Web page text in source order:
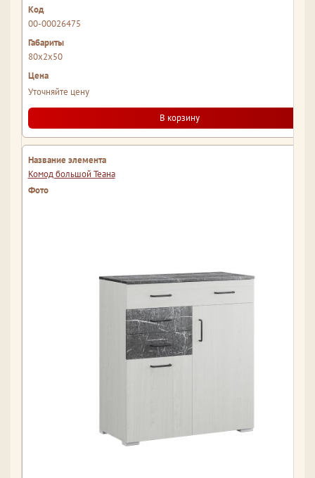
00-00026475
80x2x50
Уточняйте цену
В корзину
Комод большой Теана